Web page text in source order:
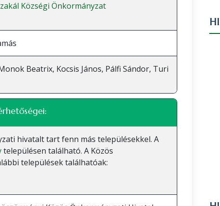
Községi Önkormányzat
Beatrix, Kocsis János, Pálfi Sándor, Turi
hivatalt tart fenn más településekkel. A
településen található. A Közös
települések találhatóak: